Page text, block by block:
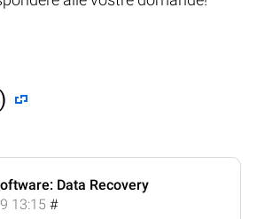
Data Recovery
13:15 #